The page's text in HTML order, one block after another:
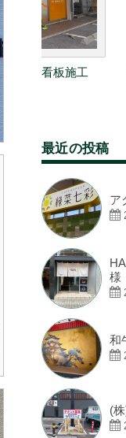
照明カバーの
最近の投稿
ア
様
和
(